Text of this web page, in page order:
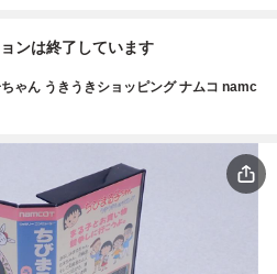
ンは終了しています
ゃん うきうきショッピング ナムコ namc